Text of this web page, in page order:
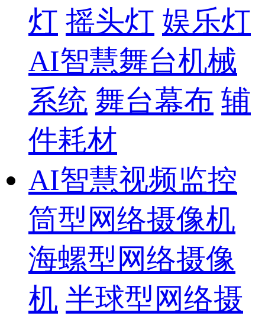
灯 摇头灯 娱乐灯
AI智慧舞台机械
系统 舞台幕布 辅
件耗材
AI智慧视频监控
筒型网络摄像机
海螺型网络摄像
机 半球型网络摄